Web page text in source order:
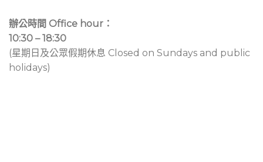
辦公時間 Office hour：
10:30 – 18:30
(星期日及公眾假期休息 Closed on Sundays and public
holidays)